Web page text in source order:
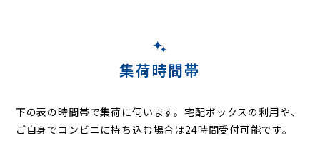
集荷時間帯
下の表の時間帯で集荷に伺います。宅配ボックスの利用や、
ご自身でコンビニに持ち込む場合は24時間受付可能です。